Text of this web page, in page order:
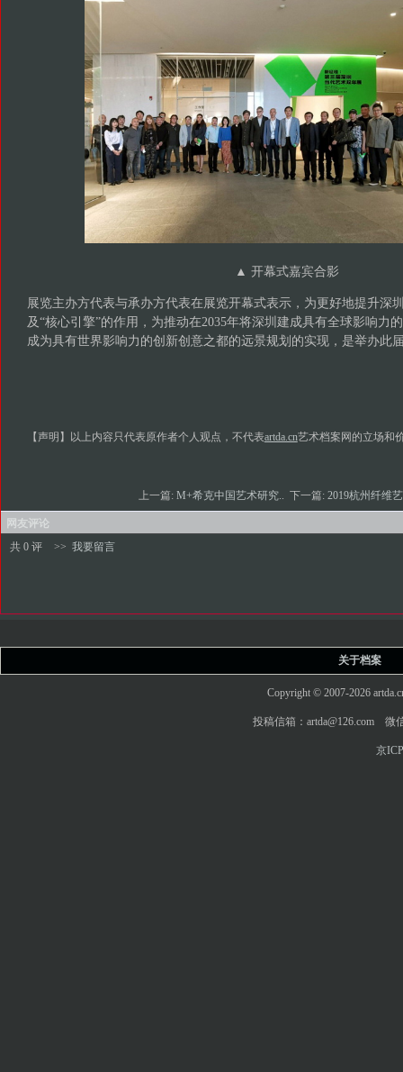
▲ 开幕式嘉宾合影
展览主办方代表与承办方代表在展览开幕式表示，为更好地提升深
及“核心引擎”的作用，为推动在2035年将深圳建成具有全球影响力
成为具有世界影响力的创新创意之都的远景规划的实现，是举办此
【声明】以上内容只代表原作者个人观点，不代表artda.cn艺术档案网的立场和
上一篇:M+希克中国艺术研究.. 下一篇:2019杭州纤维
网友评论
共 0 评
>> 我要留言
关于档案
Copyright © 2007-2026
投稿信箱：artda@126.com 微
京